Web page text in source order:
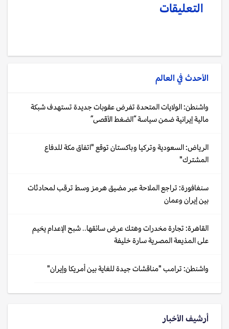
التعليقات
الأحدث في العالم
واشنطن: الولايات المتحدة تفرض عقوبات جديدة تستهدف شبكة
مالية إيرانية ضمن سياسة “الضغط الأقصى”
الرياض: السعودية وتركيا وباكستان توقع "اتفاق مكة للدفاع
المشترك"
سنغافورة: تراجع الملاحة عبر مضيق هرمز وسط ترقب لمحادثات
بين إيران وعمان
القاهرة: تجارة مخدرات وهتك عرض سائقها.. شبح الإعدام يخيم
على المذيعة المصرية سارة خليفة
واشنطن: ترامب "مناقشات جيدة للغاية بين أمريكا وإيران"
أرشيف الأخبار